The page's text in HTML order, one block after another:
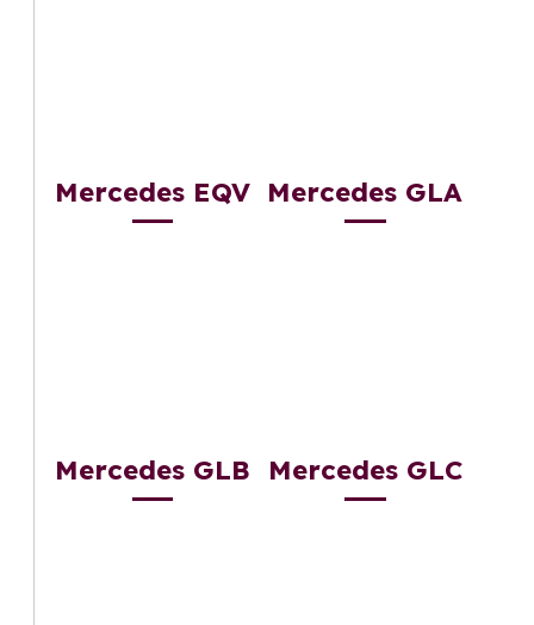
Mercedes EQV Mercedes GLA
Mercedes GLB Mercedes GLC